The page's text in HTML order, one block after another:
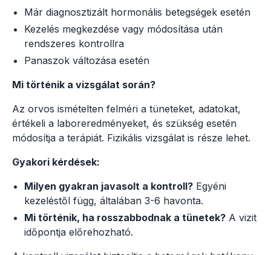
Már diagnosztizált hormonális betegségek esetén
Kezelés megkezdése vagy módosítása után
rendszeres kontrollra
Panaszok változása esetén
Mi történik a vizsgálat során?
Az orvos ismételten felméri a tüneteket, adatokat,
értékeli a laboreredményeket, és szükség esetén
módosítja a terápiát. Fizikális vizsgálat is része lehet.
Gyakori kérdések:
Milyen gyakran javasolt a kontroll? Egyéni
kezeléstől függ, általában 3-6 havonta.
Mi történik, ha rosszabbodnak a tünetek? A vizit
időpontja előrehozható.